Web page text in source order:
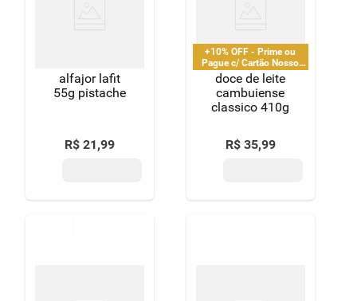
alfajor lafit
55g pistache
R$ 21,99
+10% OFF - Prime ou
Pague c/ Cartão Nosso
Pay
doce de leite
cambuiense
classico 410g
R$ 35,99